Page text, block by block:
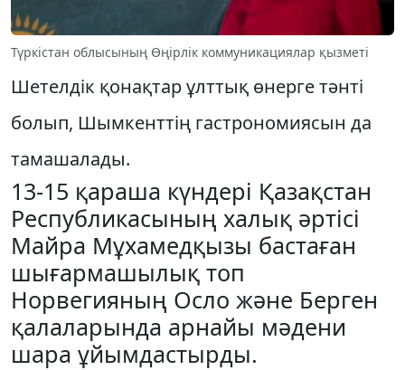
Түркістан облысының Өңірлік коммуникациялар қызметі
Шетелдік қонақтар ұлттық өнерге тәнті
болып, Шымкенттің гастрономиясын да
тамашалады.
13-15 қараша күндері Қазақстан
Республикасының халық әртісі
Майра Мұхамедқызы бастаған
шығармашылық топ
Норвегияның Осло және Берген
қалаларында арнайы мәдени
шара ұйымдастырды.